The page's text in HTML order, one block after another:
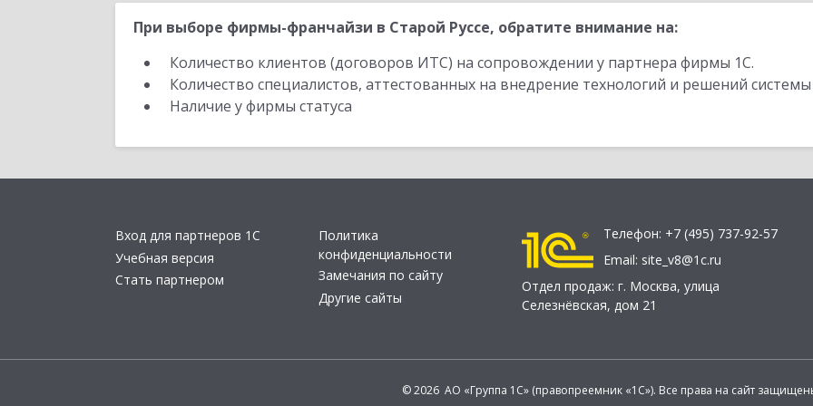
При выборе фирмы-франчайзи в Старой Руссе, обратите внимание на:
Количество клиентов (договоров ИТС) на сопровождении у партнера фирмы 1С.
Количество специалистов, аттестованных на внедрение технологий и решений
Наличие у фирмы статуса
Вход для партнеров 1С
Учебная версия
Стать партнером
Политика
конфиденциальности
Замечания по сайту
Другие сайты
Телефон: +7 (495) 737-92-57
Email: site_v8@1c.ru
Отдел продаж: г. Москва, улица
Селезнёвская, дом 21
© 2026 АО «Группа 1С» (правопреемник «1С»). Все права на сайт